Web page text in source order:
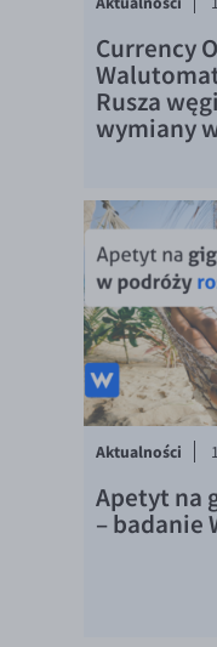
GBP/USD
USD/CHF
GBP/CHF
Currency
Rusza
wymiany
Aktualności
Apetyt na
– badanie